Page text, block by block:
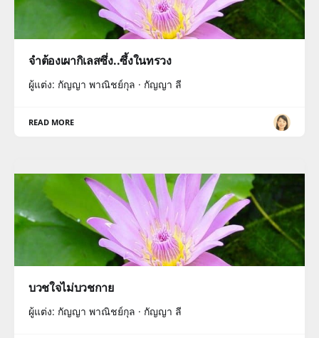
จำต้องเผากิเลสซึ่ง..ซึ้งในทรวง
ผู้แต่ง: กัญญา พาณิชย์กุล · กัญญา ลี
READ MORE
บวชใจไม่บวชกาย
ผู้แต่ง: กัญญา พาณิชย์กุล · กัญญา ลี